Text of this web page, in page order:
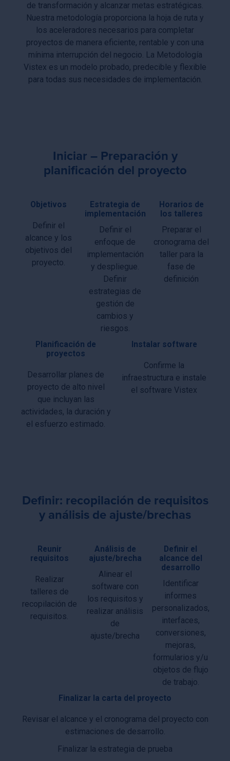
de transformación y alcanzar metas estratégicas.
Nuestra metodología proporciona la hoja de ruta y
los aceleradores necesarios para completar
proyectos de manera eficiente, rentable y con una
mínima interrupción del negocio. La Metodología
Vistex es un modelo probado, predecible y flexible
para todas sus necesidades de implementación.
Iniciar – Preparación y
planificación del proyecto
Objetivos
Definir el
alcance y los
objetivos del
proyecto.
Estrategia de
implementación
Definir el
enfoque de
implementación
y despliegue.
Definir
estrategias de
gestión de
cambios y
riesgos.
Horarios de
los talleres
Preparar el
cronograma del
taller para la
fase de
definición
Planificación de
proyectos
Desarrollar planes de
proyecto de alto nivel
que incluyan las
actividades, la duración y
el esfuerzo estimado.
Instalar software
Confirme la
infraestructura e instale
el software Vistex
Definir: recopilación de requisitos
y análisis de ajuste/brechas
Reunir
requisitos
Realizar
talleres de
recopilación de
requisitos.
Análisis de
ajuste/brecha
Alinear el
software con
los requisitos y
realizar análisis
de
ajuste/brecha
Definir el
alcance del
desarrollo
Identificar
informes
personalizados,
interfaces,
conversiones,
mejoras,
formularios y/u
objetos de flujo
de trabajo.
Finalizar la carta del proyecto
Revisar el alcance y el cronograma del proyecto con
estimaciones de desarrollo.
Finalizar la estrategia de prueba